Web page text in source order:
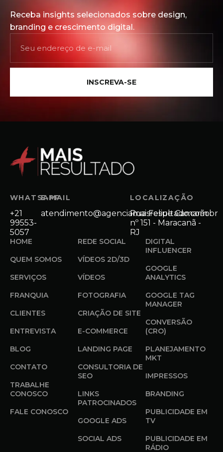
Receba insights selecionados sobre design,
branding e crescimento digital.
INSCREVA-SE
WHATSAPP
+21
99553-
5057
E-MAIL
atendimento@agenciamaisresultado.com.br
LOCALIZAÇÃO
Rua Felipe Camarão
nº 151 - Maracanã -
RJ
HOME
QUEM SOMOS
SERVIÇOS
FRANQUIA
CLIENTES
ENTREVISTA
BLOG
CONTATO
TRABALHE
CONOSCO
FALE CONOSCO
REDE SOCIAL
VÍDEOS 2D/3D
VÍDEOS
FOTOGRAFIA
CRIAÇÃO DE SITE
E-COMMERCE
LANDING PAGE
CONSULTORIA DE
SEO
LINKS
PATROCINADOS
GOOGLE ADS
SOCIAL ADS
DIGITAL
INFLUENCER
GOOGLE
ANALYTICS
GOOGLE TAG
MANAGER
CONVERSÃO
(CRO)
PLANEJAMENTO
MKT
IMPRESSOS
BRANDING
PUBLICIDADE EM
TV
PUBLICIDADE EM
RÁDIO